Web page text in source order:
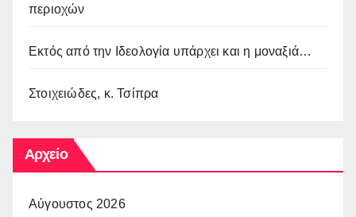
περιοχών
Εκτός από την Ιδεολογία υπάρχει και η μοναξιά…
Στοιχειώδες, κ. Τσίπρα
Αρχείο
Αύγουστος 2026